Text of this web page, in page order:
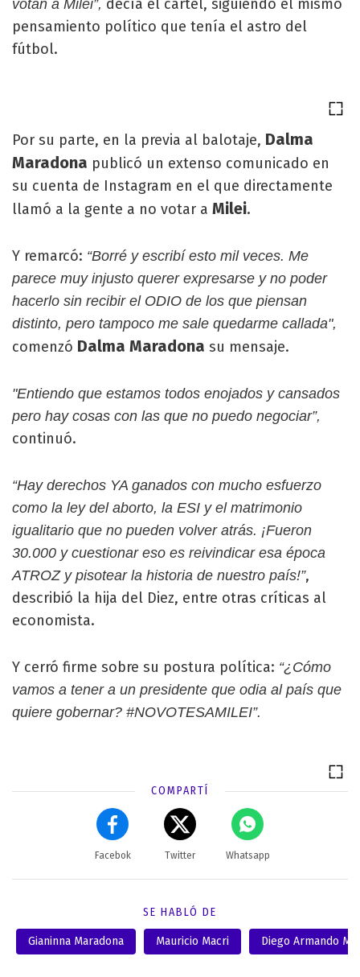
votan a Milei”, decía el cartel, siguiendo el mismo
pensamiento político que tenía el astro del
fútbol.
Por su parte, en la previa al balotaje, Dalma
Maradona publicó un extenso comunicado en
su cuenta de Instagram en el que directamente
llamó a la gente a no votar a Milei.
Y remarcó: “Borré y escribí esto mil veces. Me
parece muy injusto querer expresarse y no poder
hacerlo sin recibir el ODIO de los que piensan
distinto, pero tampoco me sale quedarme callada",
comenzó Dalma Maradona su mensaje.
"Entiendo que estamos todos enojados y cansados
pero hay cosas con las que no puedo negociar”,
continuó.
“Hay derechos YA ganados con mucho esfuerzo
como la ley del aborto, la ESI y el matrimonio
igualitario que no pueden volver atrás. ¡Fueron
30.000 y cuestionar eso es reivindicar esa época
ATROZ y pisotear la historia de nuestro país!”,
describió la hija del Diez, entre otras críticas al
economista.
Y cerró firme sobre su postura política: “¿Cómo
vamos a tener a un presidente que odia al país que
quiere gobernar? #NOVOTESAMILEI”.
COMPARTÍ
Facebok Twitter Whatsapp
SE HABLÓ DE
Gianinna Maradona Mauricio Macri Diego Armando